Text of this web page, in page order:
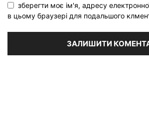
зберегти моє ім'я, адресу
в цьому браузері для подальшого